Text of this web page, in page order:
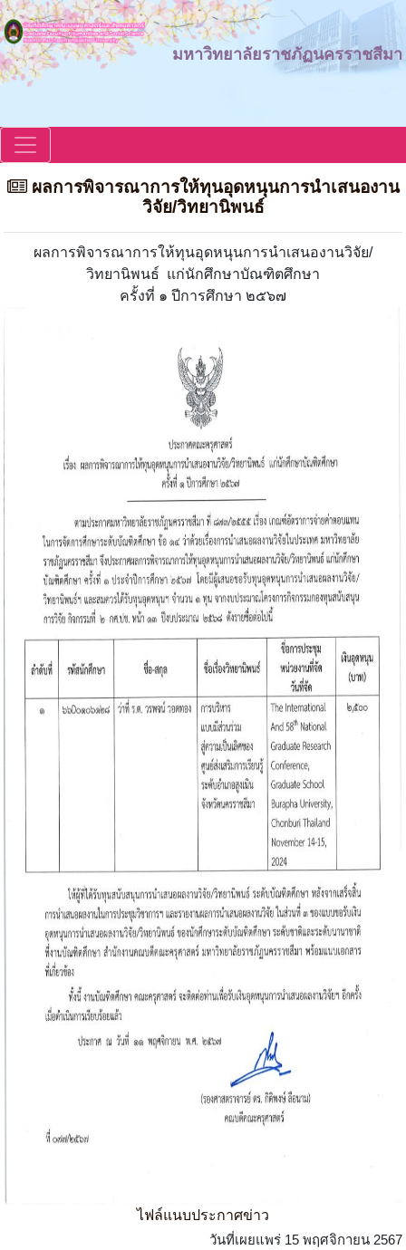
มหาวิทยาลัยราชภัฏนครราชสีมา
ผลการพิจารณาการให้ทุนอุดหนุนการนำเสนองาน
วิจัย/วิทยานิพนธ์
ผลการพิจารณาการให้ทุนอุดหนุนการนำเสนองานวิจัย/
วิทยานิพนธ์ แก่นักศึกษาบัณฑิตศึกษา
ครั้งที่ ๑ ปีการศึกษา ๒๕๖๗
ไฟล์แนบประกาศข่าว
วันที่เผยแพร่ 15 พฤศจิกายน 2567